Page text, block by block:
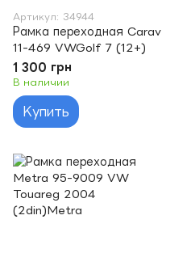
Артикул: 34944
Рамка переходная Carav
11-469 VWGolf 7 (12+)
1 300 грн
В наличии
Купить